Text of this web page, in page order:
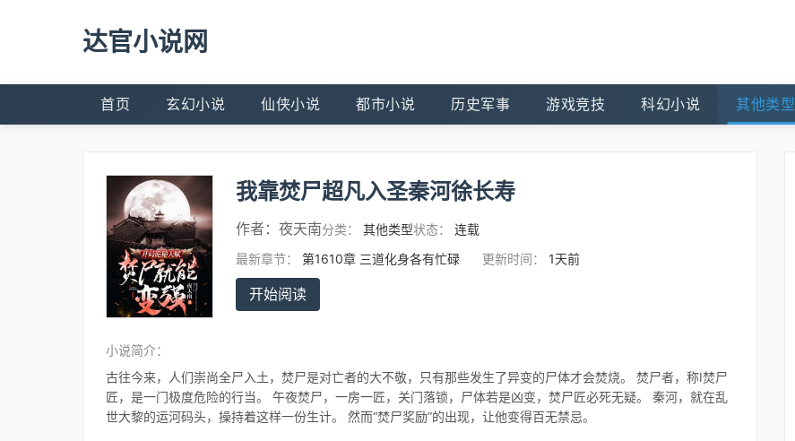
达官小说网
首页 玄幻小说 仙侠小说 都市小说 历史军事 游戏竞技 科幻小说 其他类型
我靠焚尸超凡入圣秦河徐长寿
作者： 夜天南分类： 其他类型状态：
连载
最新章节：
第1610章 三道化身各有忙碌 更新时间： 1天前
开始阅读
小说简介：
古往今来，人们崇尚全尸入土，焚尸是对亡者的大不敬，只有那些发生了异变的尸体才会焚烧。 焚尸者，称I焚尸
匠，是一门极度危险的行当。 午夜焚尸，一房一匠，关门落锁，尸体若是凶变，焚尸匠必死无疑。 秦河，就在乱
世大黎的运河码头，操持着这样一份生计。 然而“焚尸奖励”的出现，让他变得百无禁忌。